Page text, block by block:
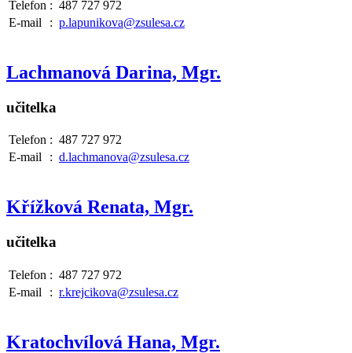
Telefon : 487 727 972
E-mail
: p.lapunikova@zsulesa.cz
Lachmanová Darina, Mgr.
učitelka
Telefon : 487 727 972
E-mail
: d.lachmanova@zsulesa.cz
Křížková Renata, Mgr.
učitelka
Telefon : 487 727 972
E-mail
: r.krejcikova@zsulesa.cz
Kratochvílová Hana, Mgr.